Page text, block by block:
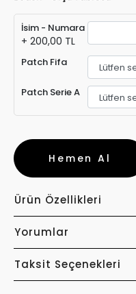
İsim - Numara
+ 200,00 TL
Patch Fifa
Patch Serie A
Hemen Al
Ürün Özellikleri
Yorumlar
Taksit Seçenekleri